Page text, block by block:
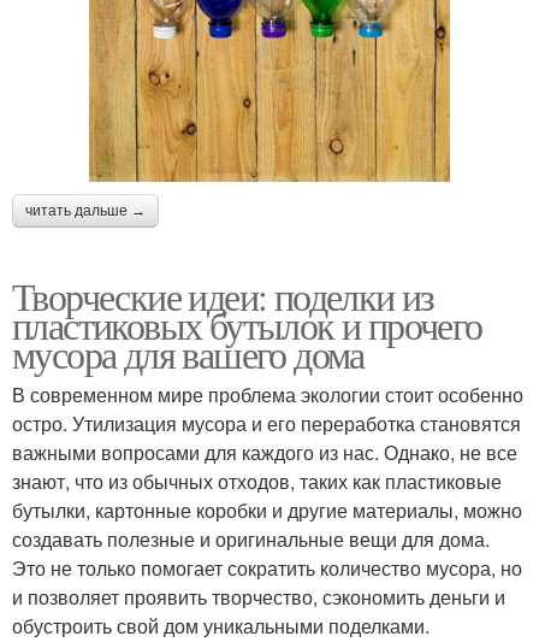
читать дальше →
Творческие идеи: поделки из
пластиковых бутылок и прочего
мусора для вашего дома
В современном мире проблема экологии стоит особенно
остро. Утилизация мусора и его переработка становятся
важными вопросами для каждого из нас. Однако, не все
знают, что из обычных отходов, таких как пластиковые
бутылки, картонные коробки и другие материалы, можно
создавать полезные и оригинальные вещи для дома.
Это не только помогает сократить количество мусора, но
и позволяет проявить творчество, сэкономить деньги и
обустроить свой дом уникальными поделками.